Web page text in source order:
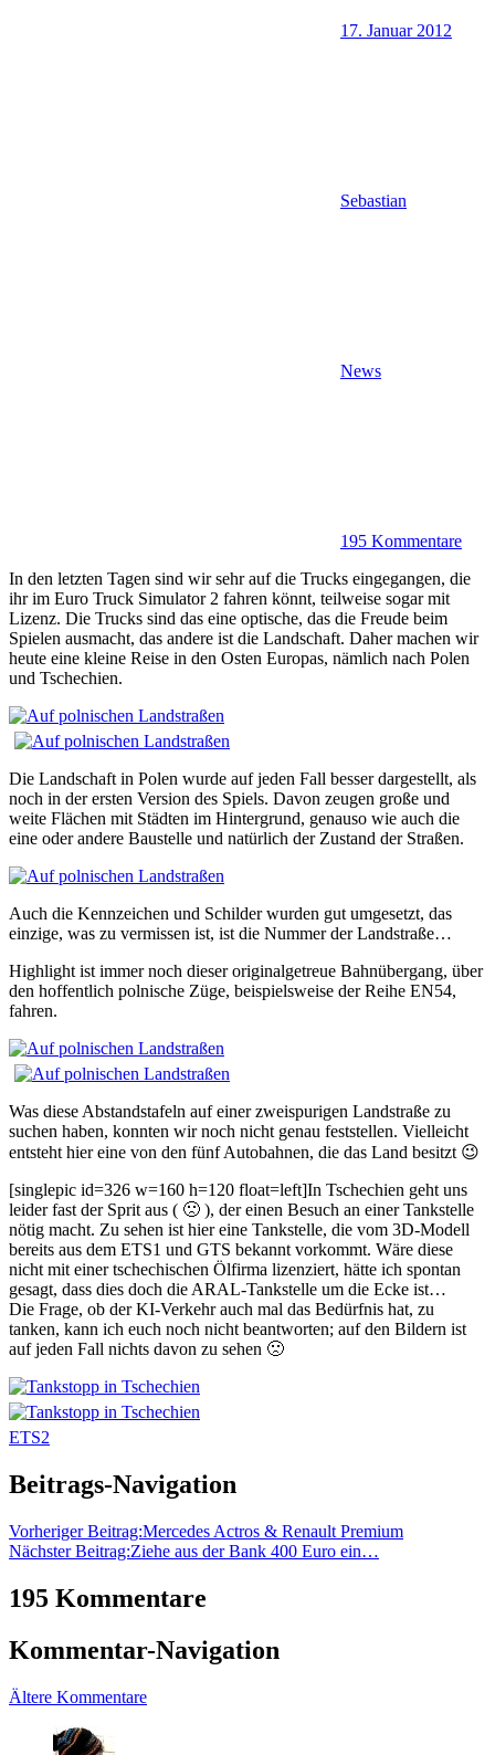
17. Januar 2012
Sebastian
News
195 Kommentare
In den letzten Tagen sind wir sehr auf die Trucks eingegangen, die
ihr im Euro Truck Simulator 2 fahren könnt, teilweise sogar mit
Lizenz. Die Trucks sind das eine optische, das die Freude beim
Spielen ausmacht, das andere ist die Landschaft. Daher machen wir
heute eine kleine Reise in den Osten Europas, nämlich nach Polen
und Tschechien.
Die Landschaft in Polen wurde auf jeden Fall besser dargestellt, als
noch in der ersten Version des Spiels. Davon zeugen große und
weite Flächen mit Städten im Hintergrund, genauso wie auch die
eine oder andere Baustelle und natürlich der Zustand der Straßen.
Auch die Kennzeichen und Schilder wurden gut umgesetzt, das
einzige, was zu vermissen ist, ist die Nummer der Landstraße…
Highlight ist immer noch dieser originalgetreue Bahnübergang, über
den hoffentlich polnische Züge, beispielsweise der Reihe EN54,
fahren.
Was diese Abstandstafeln auf einer zweispurigen Landstraße zu
suchen haben, konnten wir noch nicht genau feststellen. Vielleicht
entsteht hier eine von den fünf Autobahnen, die das Land besitzt 😉
[singlepic id=326 w=160 h=120 float=left]In Tschechien geht uns
leider fast der Sprit aus ( 🙁 ), der einen Besuch an einer Tankstelle
nötig macht. Zu sehen ist hier eine Tankstelle, die vom 3D-Modell
bereits aus dem ETS1 und GTS bekannt vorkommt. Wäre diese
nicht mit einer tschechischen Ölfirma lizenziert, hätte ich spontan
gesagt, dass dies doch die ARAL-Tankstelle um die Ecke ist…
Die Frage, ob der KI-Verkehr auch mal das Bedürfnis hat, zu
tanken, kann ich euch noch nicht beantworten; auf den Bildern ist
auf jeden Fall nichts davon zu sehen 🙁
ETS2
Beitrags-Navigation
Vorheriger Beitrag:Mercedes Actros & Renault Premium
Nächster Beitrag:Ziehe aus der Bank 400 Euro ein…
195 Kommentare
Kommentar-Navigation
Ältere Kommentare